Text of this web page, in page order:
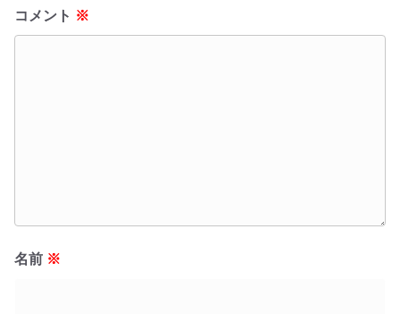
コメント ※
名前 ※